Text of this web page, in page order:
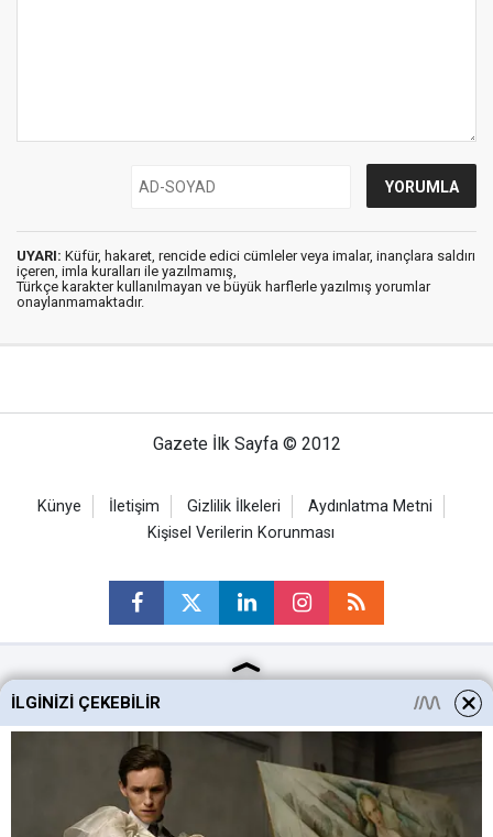
UYARI: Küfür, hakaret, rencide edici cümleler veya imalar, inançlara saldırı
içeren, imla kuralları ile yazılmamış,
Türkçe karakter kullanılmayan ve büyük harflerle yazılmış yorumlar
onaylanmamaktadır.
Gazete İlk Sayfa © 2012
Künye İletişim Gizlilik İlkeleri
Aydınlatma Metni
Kişisel Verilerin Korunması
Ankara Haberleri
Keçiören Haberleri
Altındağ Haberleri
Sincan Haberleri
İLGINIZI ÇEKEBILIR